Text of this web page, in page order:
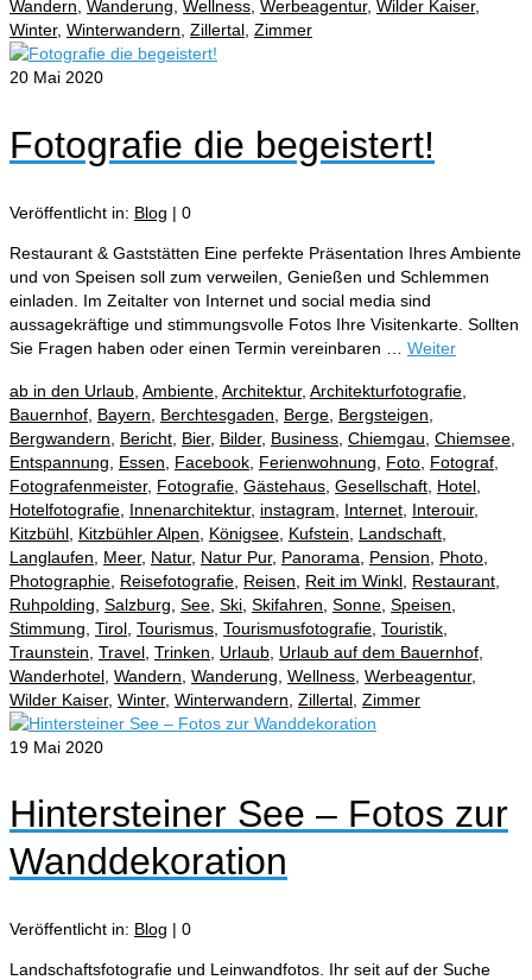
Wandern, Wanderung, Wellness, Werbeagentur, Wilder Kaiser,
Winter, Winterwandern, Zillertal, Zimmer
20 Mai 2020
Fotografie die begeistert!
Veröffentlicht in: Blog | 0
Restaurant & Gaststätten Eine perfekte Präsentation Ihres Ambiente
und von Speisen soll zum verweilen, Genießen und Schlemmen
einladen. Im Zeitalter von Internet und social media sind
aussagekräftige und stimmungsvolle Fotos Ihre Visitenkarte. Sollten
Sie Fragen haben oder einen Termin vereinbaren … Weiter
ab in den Urlaub Ambiente Architektur, Architekturfotografie
Bauernhof Bayern Berchtesgaden Berge Bergsteigen
Bergwandern
Bericht Bier, Bilder, Business Chiemgau Chiemsee
Entspannung
Essen Facebook Ferienwohnung Foto Fotograf
Fotografenmeister, Fotografie Gästehaus Gesellschaft Hotel
Hotelfotografie Innenarchitektur, instagram Internet Interouir,
Kitzbühl Kitzbühler Alpen Königsee Kufstein Landschaft
Langlaufen
Meer, Natur, Natur Pur, Panorama Pension Photo
Photographie Reisefotografie Reisen Reit im Winkl Restaurant
Ruhpolding Salzburg See Ski Skifahren Sonne Speisen
Stimmung Tirol Tourismus Tourismusfotografie Touristik
Traunstein Travel Trinken Urlaub Urlaub auf dem Bauernhof
Wanderhotel Wandern Wanderung Wellness Werbeagentur,
Wilder Kaiser, Winter, Winterwandern Zillertal Zimmer
19 Mai 2020
Hintersteiner See – Fotos zur
Wanddekoration
Veröffentlicht in: Blog | 0
Landschaftsfotografie und Leinwandfotos. Ihr seit auf der Suche